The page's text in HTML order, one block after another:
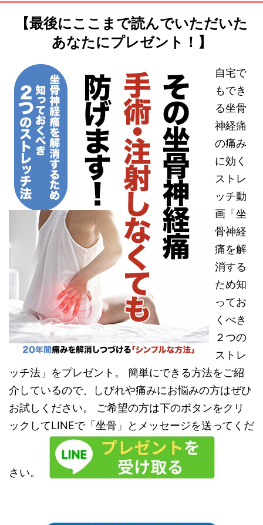
【最後にここまで読んでいただいた
あなたにプレゼント！】
自宅で
もでき
る坐骨
神経痛
の痛み
に効く
ストレ
ッチ動
画「坐
骨神経
痛を解
消する
ため知
ってお
くべき
２つの
ストレ
ッチ法」をプレゼント。 簡単にできる方法をご紹
介しているので、しびれや痛みにお悩みの方はぜひ
お試しください。 ご希望の方は下のボタンをクリ
ックしてLINEで「坐骨」とメッセージを送ってくだ
さい。